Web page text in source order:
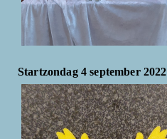
Startzondag 4 september 2022